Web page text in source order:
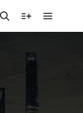
SearchMore info
Main